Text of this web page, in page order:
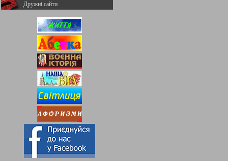
Дружні сайти